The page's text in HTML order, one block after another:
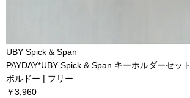
UBY Spick & Span
PAYDAY*UBY Spick & Span キーホルダーセット
ボルドー | フリー
￥3,960